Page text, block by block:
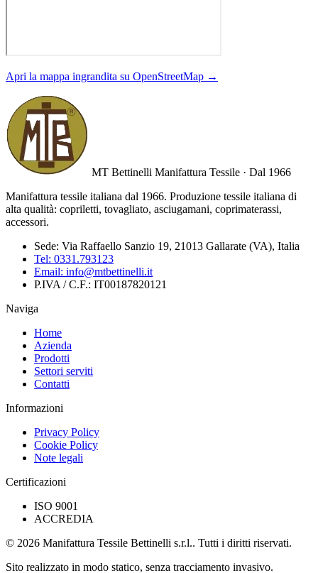
Apri la mappa ingrandita su OpenStreetMap →
MT Bettinelli Manifattura Tessile · Dal 1966
Manifattura tessile italiana dal 1966. Produzione tessile italiana di
alta qualità: copriletti, tovagliato, asciugamani, coprimaterassi,
accessori.
Sede: Via Raffaello Sanzio 19, 21013 Gallarate (VA), Italia
Tel: 0331.793123
Email: info@mtbettinelli.it
P.IVA / C.F.: IT00187820121
Naviga
Home
Azienda
Prodotti
Settori serviti
Contatti
Informazioni
Privacy Policy
Cookie Policy
Note legali
Certificazioni
ISO 9001
ACCREDIA
© 2026 Manifattura Tessile Bettinelli s.r.l.. Tutti i diritti riservati.
Sito realizzato in modo statico, senza tracciamento invasivo.